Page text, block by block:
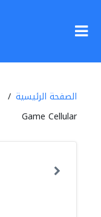
الصفحة الرئيسية
Game Cellular